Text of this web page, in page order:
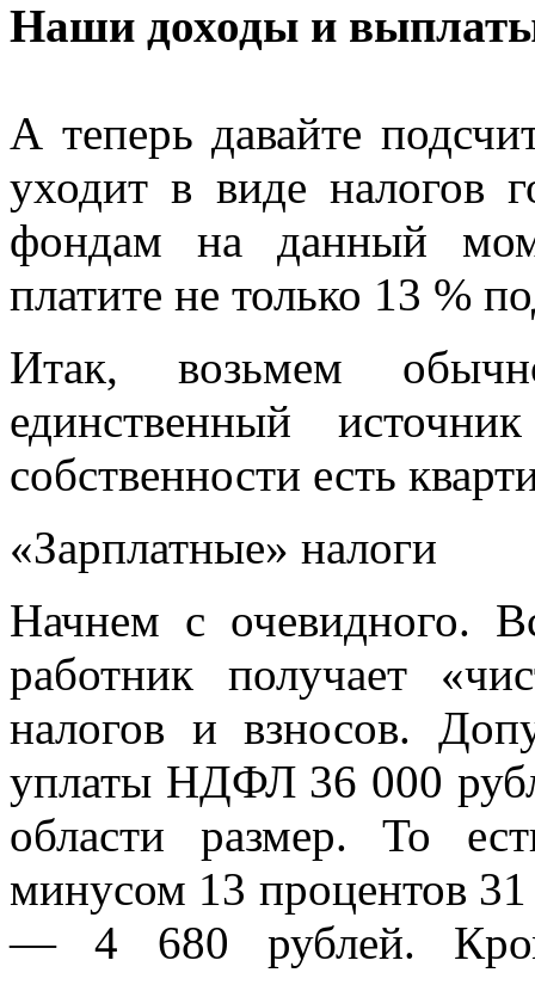
Наши доходы и
А теперь давайте
уходит в виде налогов
фондам на данный
платите не только 13 %
Итак, возьмем
единственный
собственности есть
«Зарплатные» налоги
Начнем с очевидного.
работник получает
налогов и взносов.
уплаты НДФЛ 36 000
области размер. То
минусом 13 процентов
— 4 680 рублей.